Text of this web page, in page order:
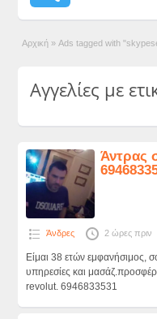
Αρχική » Ads tagged with
Αγγελίες με
Άντρας
Άνδρες 2 ώρες πριν
Είμαι 38 ετών εμφανήσιμος,
υπηρεσίες και
revolut. 6946833531